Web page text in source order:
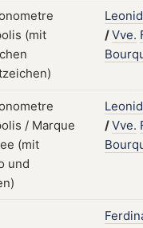
/Vve.
/Vve.